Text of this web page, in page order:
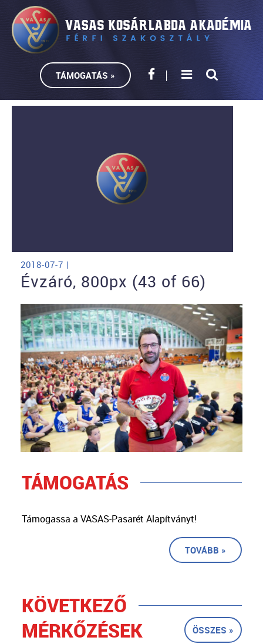
TÁMOGATÁS »
2018-07-7 |
Évzáró, 800px (43 of 66)
TÁMOGATÁS
Támogassa a VASAS-Pasarét Alapítványt!
TOVÁBB »
KÖVETKEZŐ
MÉRKŐZÉSEK
ÖSSZES »